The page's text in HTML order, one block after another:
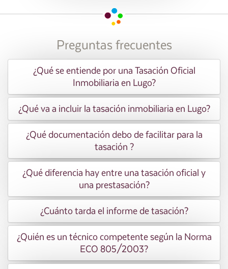
Preguntas frecuentes
¿Qué se entiende por una Tasación Oficial
Inmobiliaria en Lugo?
¿Qué va a incluir la tasación inmobiliaria en Lugo?
¿Qué documentación debo de facilitar para la
tasación ?
¿Qué diferencia hay entre una tasación oficial y
una prestasación?
¿Cuánto tarda el informe de tasación?
¿Quién es un técnico competente según la Norma
ECO 805/2003?